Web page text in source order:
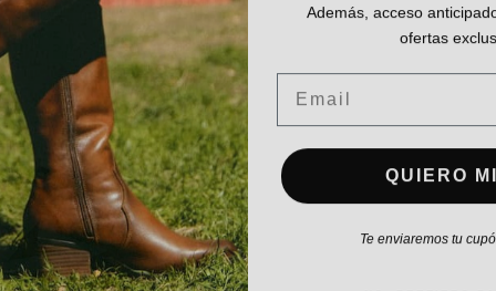
ofertas
Email
QUIERO
Te enviaremos tu
NO, PREFIERO